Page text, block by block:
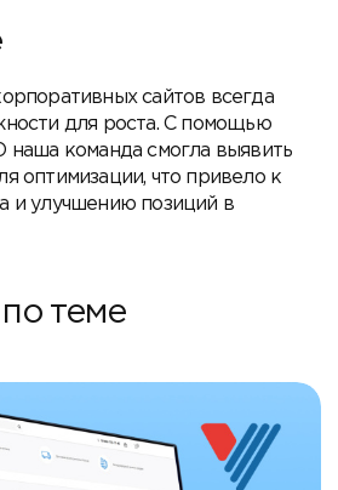
сайтов всегда
для роста. С помощью
наша команда смогла выявить
оптимизации, что привело к
и улучшению позиций в
теме